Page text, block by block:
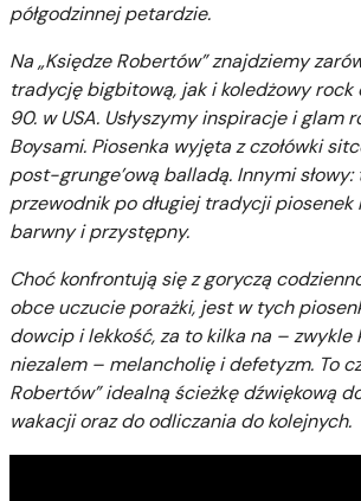
półgodzinnej petardzie.
Na „Księdze Robertów” znajdziemy
tradycję bigbitową, jak i koledżowy rock
90. w USA. Usłyszymy inspiracje i glam
Boysami. Piosenka wyjęta z czołówki
post-grunge’ową balladą. Innymi
przewodnik po długiej tradycji
barwny i przystępny.
Choć konfrontują się z goryczą
obce uczucie porażki, jest w tych
dowcip i lekkość, za to kilka na – zwykle
niezalem – melancholię i defetyzm. To
Robertów” idealną ścieżkę dźwiękową
wakacji oraz do odliczania do kolejnych.